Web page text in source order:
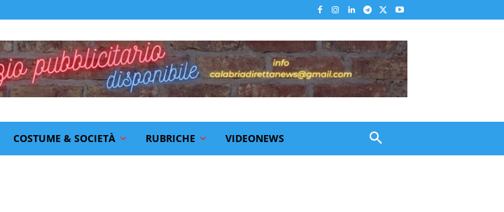
COSTUME & SOCIETÀ RUBRICHE VIDEONEWS